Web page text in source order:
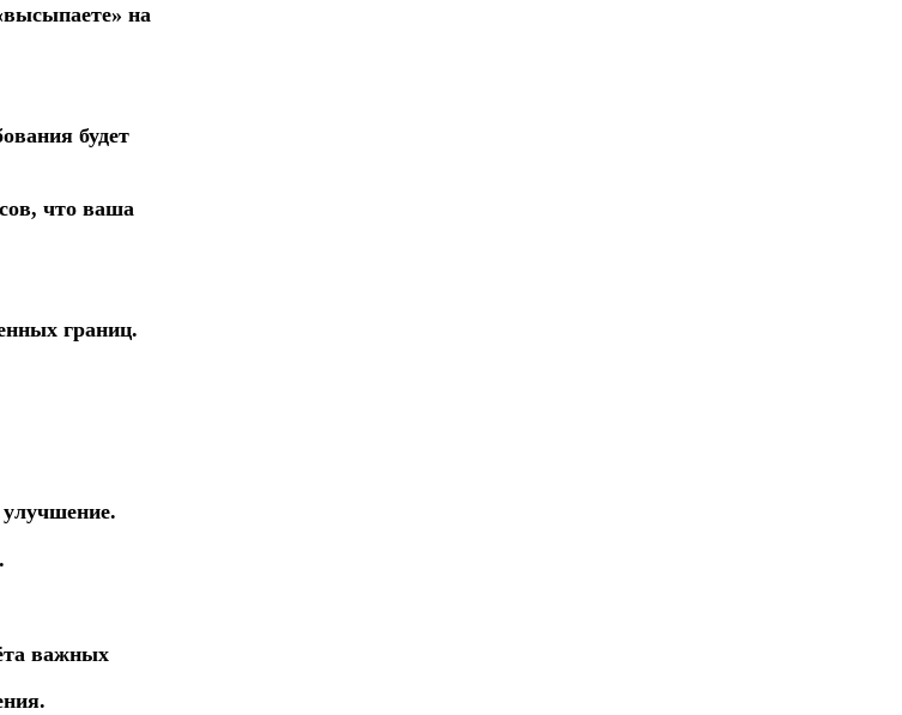
на
будет
что ваша
границ.
важных